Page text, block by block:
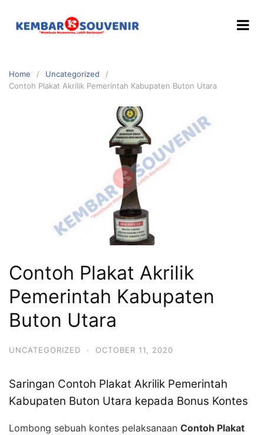
Home
Uncategorized
Contoh Plakat Akrilik Pemerintah Kabupaten Buton Utara
Contoh Plakat Akrilik
Pemerintah Kabupaten
Buton Utara
UNCATEGORIZED · OCTOBER 11, 2020
Saringan Contoh Plakat Akrilik Pemerintah
Kabupaten Buton Utara kepada Bonus Kontes
Lombong sebuah kontes pelaksanaan Contoh Plakat